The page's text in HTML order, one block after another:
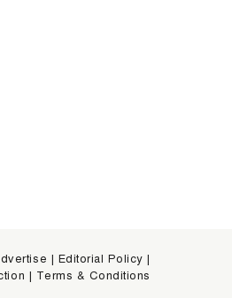
| Editorial Policy |
| Terms & Conditions